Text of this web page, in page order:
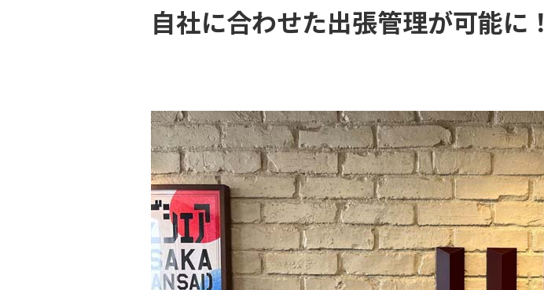
自社に合わせた出張管理が可能に！